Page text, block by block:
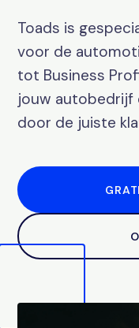
Toads is
voor de
tot Business
jouw autobedrijf
door de juiste